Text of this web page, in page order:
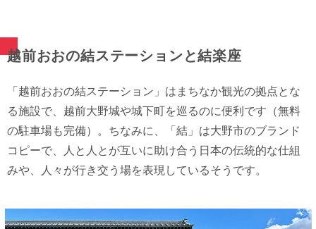
越前おおの結ステーションと結楽座
「越前おおの結ステーション」はまちなか観光の拠点とな
る施設で、越前大野城や城下町を巡るのに便利です（無料
の駐車場も完備）。ちなみに、「結」は大野市のブランド
コピーで、人と人とが互いに助け合う日本の伝統的な仕組
みや、人々が行き交う場を表現しているそうです。